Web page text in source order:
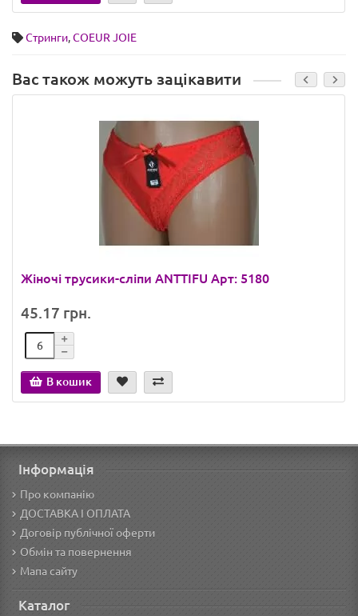
Стринги,COEUR JOIE
Вас також можуть зацікавити
Жіночі трусики-сліпи ANTTIFU Арт: 5180
45.17 грн.
В кошик
Інформація
Про компанію
ДОСТАВКА І ОПЛАТА
Договір публічної оферти
Обмін та повернення
Мапа сайту
Каталог